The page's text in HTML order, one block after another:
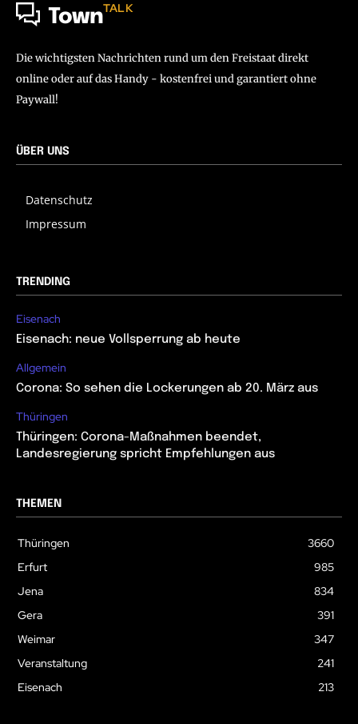
TownTALK
Die wichtigsten Nachrichten rund um den Freistaat direkt
online oder auf das Handy - kostenfrei und garantiert ohne
Paywall!
ÜBER UNS
Datenschutz
Impressum
TRENDING
Eisenach
Eisenach: neue Vollsperrung ab heute
Allgemein
Corona: So sehen die Lockerungen ab 20. März aus
Thüringen
Thüringen: Corona-Maßnahmen beendet,
Landesregierung spricht Empfehlungen aus
THEMEN
Thüringen
3660
Erfurt
985
Jena
834
Gera
391
Weimar
347
Veranstaltung
241
Eisenach
213